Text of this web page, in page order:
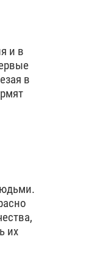
и в
в
их